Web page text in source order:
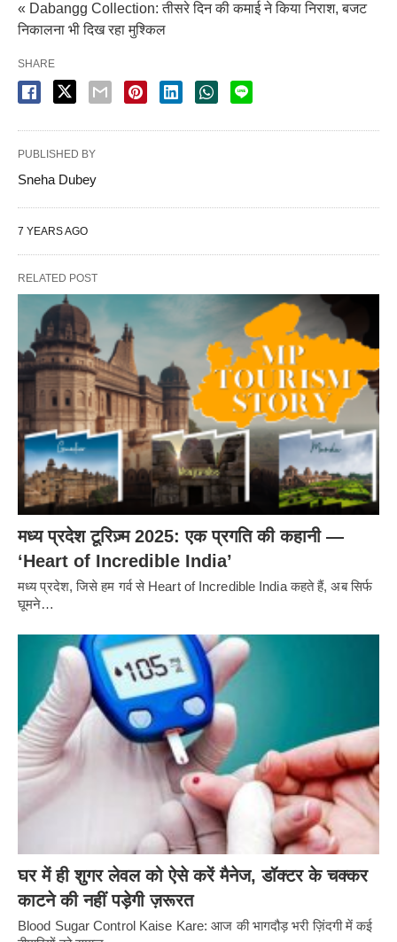
« Dabangg Collection: तीसरे दिन की कमाई ने किया निराश, बजट
निकालना भी दिख रहा मुश्किल
SHARE
PUBLISHED BY
Sneha Dubey
7 YEARS AGO
RELATED POST
मध्य प्रदेश टूरिज़्म 2025: एक प्रगति की कहानी —
‘Heart of Incredible India’
मध्य प्रदेश, जिसे हम गर्व से Heart of Incredible India कहते हैं, अब सिर्फ
घूमने…
घर में ही शुगर लेवल को ऐसे करें मैनेज, डॉक्टर के चक्कर
काटने की नहीं पड़ेगी ज़रूरत
Blood Sugar Control Kaise Kare: आज की भागदौड़ भरी ज़िंदगी में कई